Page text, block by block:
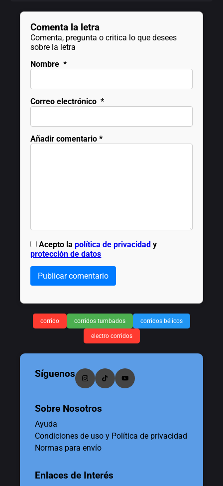
Comenta la letra
Comenta, pregunta o critica lo que desees
sobre la letra
Nombre *
Correo electrónico *
Añadir comentario *
Acepto lapolítica de privacidad y
protección de datos
Publicar comentario
corrido corridos tumbados corridos bélicos
electro corridos
Síguenos
Sobre Nosotros
Ayuda
Condiciones de uso y Política de privacidad
Normas para envío
Enlaces de Interés